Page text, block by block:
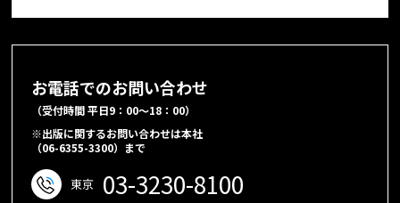
お電話でのお問い合わせ
（受付時間 平日9：00～18：00）
※出版に関するお問い合わせは本社
（06-6355-3300）まで
東京 03-3230-8100